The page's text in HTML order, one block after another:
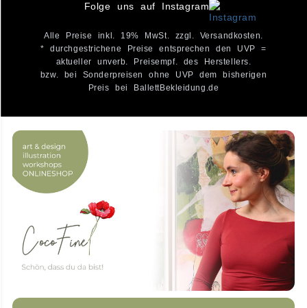
Folge uns auf Instagram
Alle Preise inkl. 19% MwSt. zzgl. Versandkosten.
* durchgestrichene Preise entsprechen den UVP =
aktueller unverb. Preisempf. des Herstellers.
bzw. bei Sonderpreisen ohne UVP dem bisherigen
Preis bei BallettBekleidung.de